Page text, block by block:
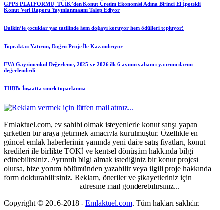
GPPS PLATFORMU; TÜİK’den Konut Üretim Ekonomisi Adına Birinci El İpotekli
Konut Veri Raporu Yayınlanmasını Talep Ediyor
Daikin’le çocuklar yaz tatilinde hem doğayı koruyor hem ödülleri topluyor!
Topraktan Yatırım, Doğru Proje İle Kazandırıyor
EVA Gayrimenkul Değerleme, 2025 ve 2026 ilk 6 ayının yabancı yatırımcılarını
değerlendirdi
THBB: İnşaatta sınırlı toparlanma
Emlaktuel.com, ev sahibi olmak isteyenlerle konut satışı yapan
şirketleri bir araya getirmek amacıyla kurulmuştur. Özellikle en
güncel emlak haberlerinin yanında yeni daire satış fiyatları, konut
kredileri ile birlikte TOKİ ve kentsel dönüşüm hakkında bilgi
edinebilirsiniz. Ayrıntılı bilgi almak istediğiniz bir konut projesi
olursa, bize yorum bölümünden yazabilir veya ilgili proje hakkında
form doldurabilirsiniz. Reklam, öneriler ve şikayetleriniz için
adresine mail gönderebilirsiniz...
Copyright © 2016-2018 - Emlaktuel.com. Tüm hakları saklıdır.